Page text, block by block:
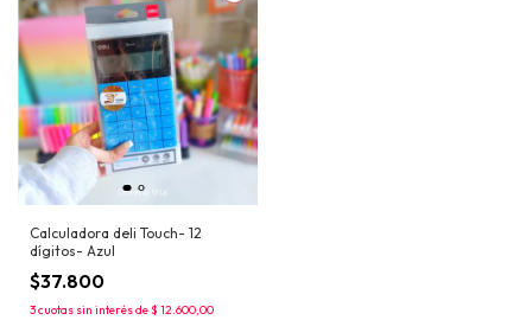
Calculadora deli Touch- 12
dígitos- Azul
$37.800
3cuotas sin interés de$ 12.600,00